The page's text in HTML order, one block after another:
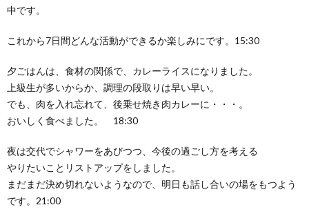
中です。
これから7日間どんな活動ができるか楽しみにです。15:30
夕ごはんは、食材の関係で、カレーライスになりました。
上級生が多いからか、調理の段取りは早い早い。
でも、肉を入れ忘れて、後乗せ焼き肉カレーに・・・。
おいしく食べました。 18:30
夜は交代でシャワーをあびつつ、今後の過ごし方を考える
やりたいことリストアップをしました。
まだまだ決め切れないようなので、明日も話し合いの場をもつよう
です。21:00